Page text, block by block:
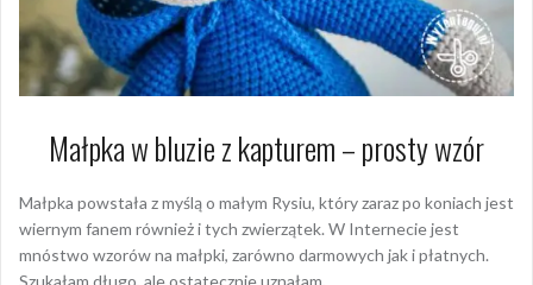
Małpka w bluzie z kapturem – prosty wzór
Małpka powstała z myślą o małym Rysiu, który zaraz po koniach jest
wiernym fanem również i tych zwierzątek. W Internecie jest
mnóstwo wzorów na małpki, zarówno darmowych jak i płatnych.